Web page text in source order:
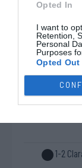
Opted In
I want to
Retention,
Personal
Purposes
Opted Out
1-2